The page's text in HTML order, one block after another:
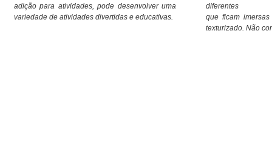
adição para atividades, pode desenvolver uma
variedade de atividades divertidas e educativas.
diferentes
que ficam
texturizado. Não